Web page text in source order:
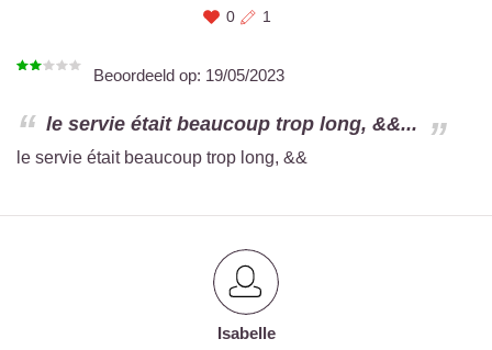
0 1
Beoordeeld op: 19/05/2023
le servie était beaucoup trop long, &&...
le servie était beaucoup trop long, &&
Isabelle